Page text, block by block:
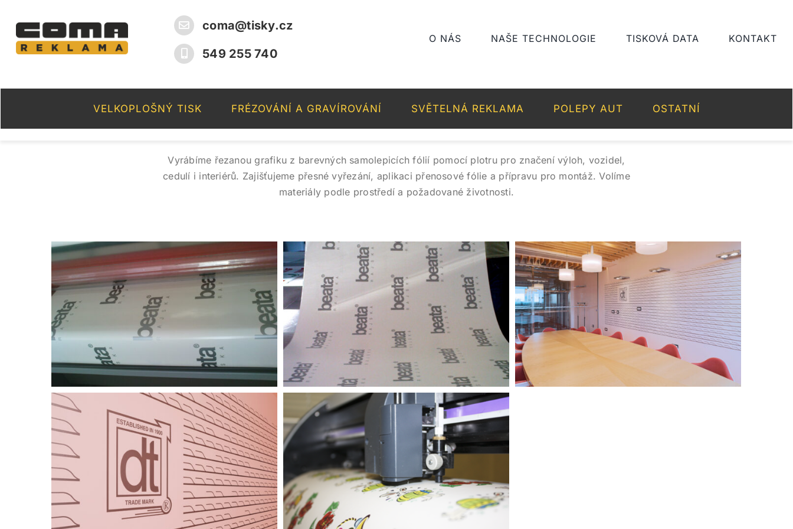
content
coma@tisky.cz
549 255 740
O NÁS NAŠE TECHNOLOGIE TISKOVÁ DATA KONTAKT
VELKOPLOŠNÝ TISK FRÉZOVÁNÍ A GRAVÍROVÁNÍ SVĚTELNÁ REKLAMA POLEPY AUT OSTATNÍ
Vyrábíme řezanou grafiku z barevných samolepicích fólií pomocí plotru pro značení výloh, vozidel,
cedulí i interiérů. Zajišťujeme přesné vyřezání, aplikaci přenosové fólie a přípravu pro montáž. Volíme
materiály podle prostředí a požadované životnosti.